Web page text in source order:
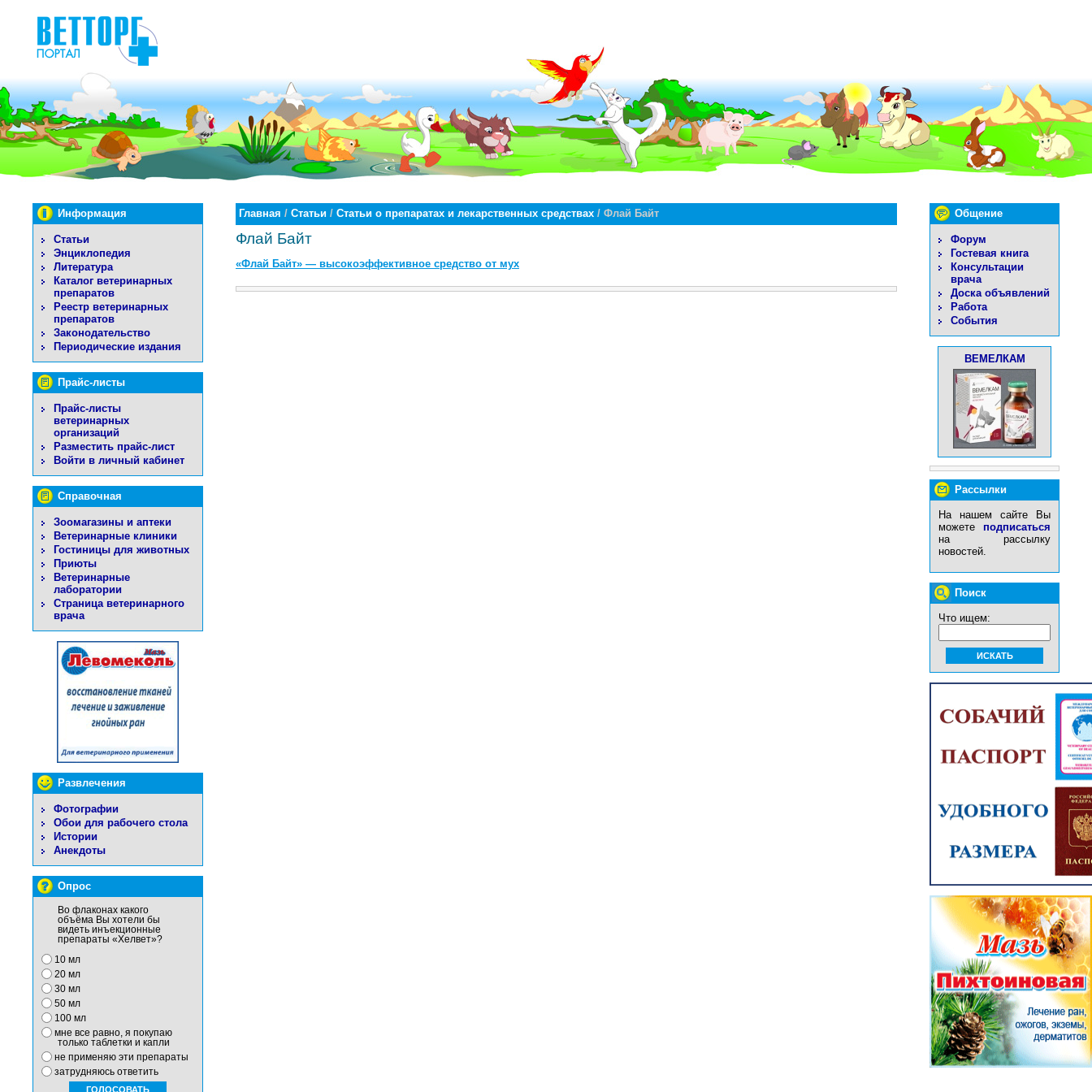
Информация
Статьи
Энциклопедия
Литература
Каталог ветеринарных
препаратов
Реестр ветеринарных
препаратов
Законодательство
Периодические издания
Прайс-листы
Прайс-листы
ветеринарных
организаций
Разместить прайс-лист
Войти в личный кабинет
Справочная
Зоомагазины и аптеки
Ветеринарные клиники
Гостиницы для животных
Приюты
Ветеринарные
лаборатории
Страница ветеринарного
врача
Развлечения
Фотографии
Обои для рабочего стола
Истории
Анекдоты
Опрос
Во флаконах какого
объёма Вы хотели бы
видеть инъекционные
препараты «Хелвет»?
10 мл
20 мл
30 мл
50 мл
100 мл
мне все равно, я покупаю
только таблетки и капли
не применяю эти препараты
затрудняюсь ответить
Общение
Форум
Гостевая книга
Консультации
врача
Доска объявлений
Работа
События
ВЕМЕЛКАМ
Рассылки
На нашем сайте Вы
можете подписаться
на рассылку
новостей.
Поиск
Что ищем:
Главная / Статьи / Статьи о препаратах и лекарственных средствах / Флай Байт
Флай Байт
«Флай Байт» — высокоэффективное средство от мух